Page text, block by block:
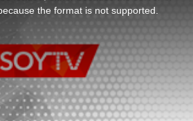
the format is not supported.